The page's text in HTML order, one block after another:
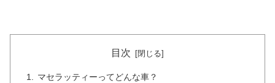
目次
マセラッティーってどんな車？